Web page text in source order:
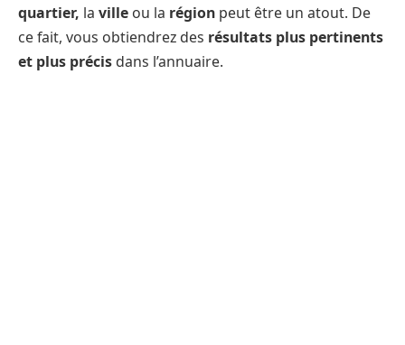
quartier, la ville ou la région peut être un atout. De
ce fait, vous obtiendrez des résultats plus pertinents
et plus précis dans l’annuaire.